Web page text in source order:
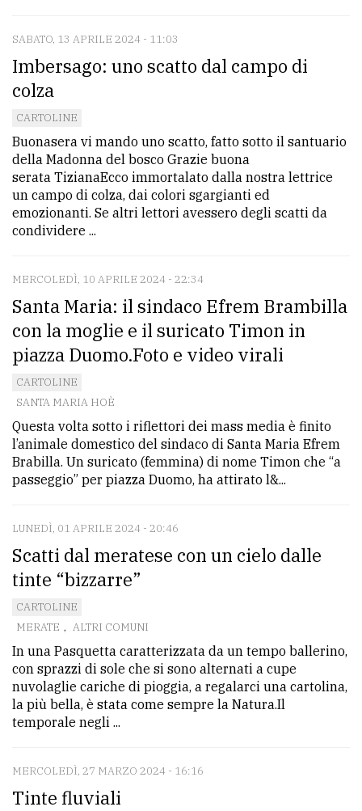
SABATO, 13 APRILE 2024 - 11:03
Imbersago: uno scatto dal campo di
colza
CARTOLINE
Buonasera vi mando uno scatto, fatto sotto il santuario
della Madonna del bosco Grazie buona
serata TizianaEcco immortalato dalla nostra lettrice
un campo di colza, dai colori sgargianti ed
emozionanti. Se altri lettori avessero degli scatti da
condividere ...
MERCOLEDÌ, 10 APRILE 2024 - 22:34
Santa Maria: il sindaco Efrem Brambilla
con la moglie e il suricato Timon in
piazza Duomo.Foto e video virali
CARTOLINE
SANTA MARIA HOÈ
Questa volta sotto i riflettori dei mass media è finito
l’animale domestico del sindaco di Santa Maria Efrem
Brabilla. Un suricato (femmina) di nome Timon che “a
passeggio” per piazza Duomo, ha attirato l&...
LUNEDÌ, 01 APRILE 2024 - 20:46
Scatti dal meratese con un cielo dalle
tinte “bizzarre”
CARTOLINE
MERATE , ALTRI COMUNI
In una Pasquetta caratterizzata da un tempo ballerino,
con sprazzi di sole che si sono alternati a cupe
nuvolaglie cariche di pioggia, a regalarci una cartolina,
la più bella, è stata come sempre la Natura.Il
temporale negli ...
MERCOLEDÌ, 27 MARZO 2024 - 16:16
Tinte fluviali